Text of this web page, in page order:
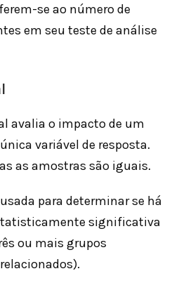
se ao número de
em seu teste de análise
avalia o impacto de um
variável de resposta.
as amostras são iguais.
para determinar se há
significativa
ou mais grupos